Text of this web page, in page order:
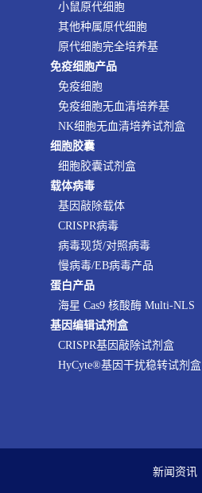
小鼠原代细胞
其他种属原代细胞
原代细胞完全培养基
免疫细胞产品
免疫细胞
免疫细胞无血清培养基
NK细胞无血清培养试剂盒
细胞胶囊
细胞胶囊试剂盒
载体病毒
基因敲除载体
CRISPR病毒
病毒现货/对照病毒
慢病毒/EB病毒产品
蛋白产品
海星 Cas9 核酸酶 Multi-NLS
基因编辑试剂盒
CRISPR基因敲除试剂盒
HyCyte®基因干扰稳转试剂盒
新闻资讯